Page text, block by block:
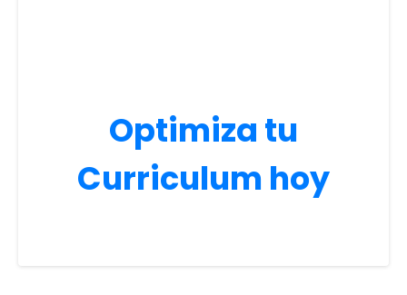
Optimiza tu
Curriculum hoy